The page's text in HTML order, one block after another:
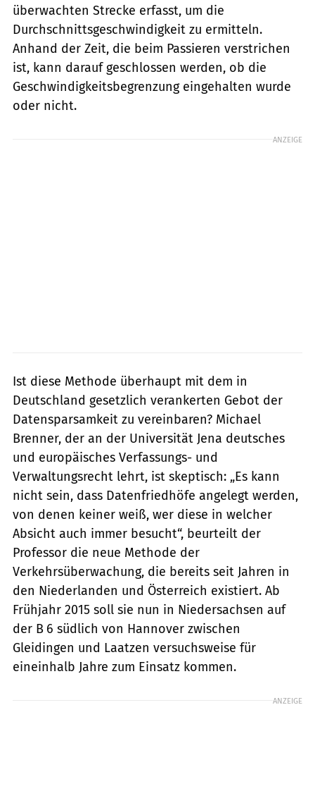
überwachten Strecke erfasst, um die
Durchschnittsgeschwindigkeit zu ermitteln.
Anhand der Zeit, die beim ­Passieren verstrichen
ist, kann darauf geschlossen werden, ob die
Geschwindigkeitsbegrenzung eingehalten wurde
oder nicht.
ANZEIGE
Ist diese Methode überhaupt mit dem in
Deutschland gesetzlich verankerten Gebot der
Datensparsamkeit zu vereinbaren? Michael
Brenner, der an der Universität Jena deutsches
und europäisches Verfassungs- und
Verwaltungsrecht lehrt, ist skeptisch: „Es kann
nicht sein, dass Datenfriedhöfe angelegt werden,
von denen keiner weiß, wer diese in welcher
Absicht auch immer besucht“, beurteilt der
Professor die neue Methode der
Verkehrsüberwachung, die bereits seit Jahren in
den Niederlanden und Österreich existiert. Ab
Frühjahr 2015 soll sie nun in Niedersachsen auf
der B 6 südlich von Hannover zwischen
Gleidingen und Laatzen versuchsweise für
eineinhalb Jahre zum Einsatz kommen.
ANZEIGE